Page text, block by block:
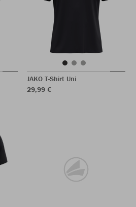
JAKO T-Shirt Uni
29,99 €